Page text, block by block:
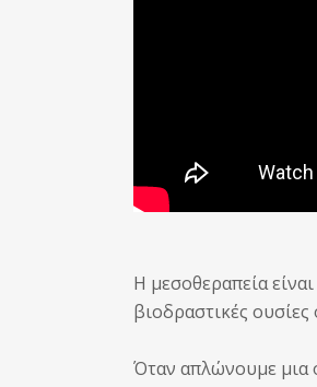
Η μεσοθεραπεία
βιοδραστικές
Όταν απλώνουμε μια